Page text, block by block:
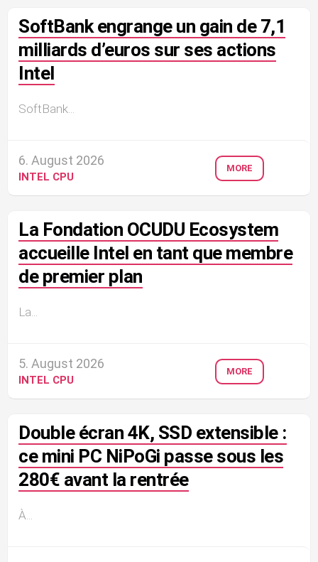
SoftBank engrange un gain de 7,1
milliards d’euros sur ses actions
Intel
SoftBank...
6. August 2026
INTEL CPU
MORE
La Fondation OCUDU Ecosystem
accueille Intel en tant que membre
de premier plan
La...
5. August 2026
INTEL CPU
MORE
Double écran 4K, SSD extensible :
ce mini PC NiPoGi passe sous les
280€ avant la rentrée
À...